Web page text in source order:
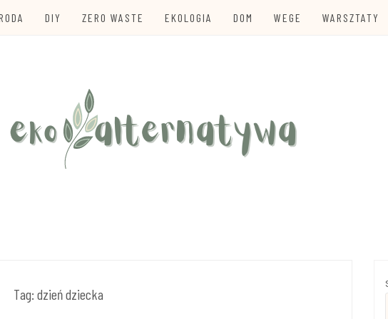
DIY ZERO WASTE EKOLOGIA DOM WEGE WARSZTATY
Tag: dzień dziecka